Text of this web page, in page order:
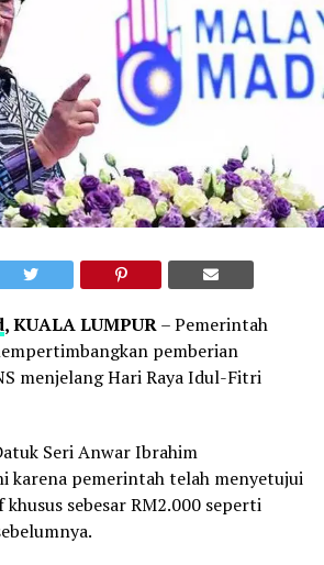
, KUALA LUMPUR– Pemerintah
pemberian
menjelang Hari Raya Idul-Fitri
Seri Anwar Ibrahim
karena pemerintah telah menyetujui
sebesar RM2.000 seperti